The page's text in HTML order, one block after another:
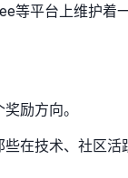
等平台上维护着
励方向。
在技术、社区